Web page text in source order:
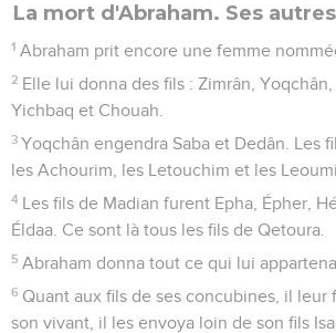
La mort d'Abraham. Ses
1 Abraham prit encore une femme
2 Elle lui donna des fils : Zimrân, Yoqchân,
Yichbaq et Chouah.
3 Yoqchân engendra Saba et Dedân. Les
les Achourim, les Letouchim et les
4 Les fils de Madian furent Epha, Épher,
Éldaa. Ce sont là tous les fils de Qetoura.
5 Abraham donna tout ce qui lui
6 Quant aux fils de ses concubines, il leur
son vivant, il les envoya loin de son fils